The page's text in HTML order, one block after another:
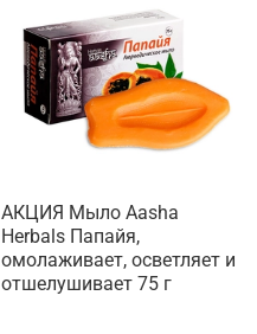
АКЦИЯ Мыло Aasha
Herbals Папайя,
омолаживает, осветляет и
отшелушивает 75 г